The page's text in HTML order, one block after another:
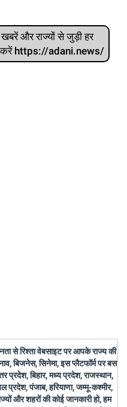
और राज्‍यों से जुड़ी हर
करें https://adani.news/
से रिश्ता वेबसाइट पर आपके राज्य की
बिजनेस, सिनेमा, इस प्लैटफॉर्म पर बस
प्रदेश, बिहार, मध्य प्रदेश, राजस्थान,
प्रदेश, पंजाब, हरियाणा, जम्मू-कश्मीर,
और शहरों की कोई जानकारी हो, हम